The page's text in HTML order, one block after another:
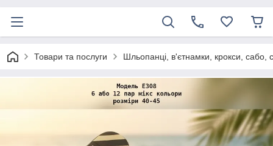
Товари та послуги Шльопанці, в'єтнамки, крокси, сабо,